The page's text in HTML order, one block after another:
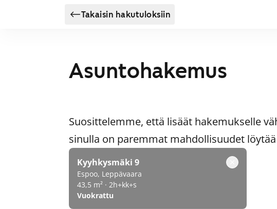
Takaisin hakutuloksiin
Asuntohakemus
Suosittelemme, että lisäät hakemukselle
sinulla on paremmat mahdollisuudet
Kyyhkysmäki 9
Espoo, Leppävaara
43,5 m² · 2h+kk+s
Vuokrattu